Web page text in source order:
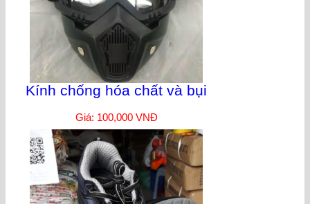
Kính chống hóa chất và bụi
Giá: 100,000 VNĐ